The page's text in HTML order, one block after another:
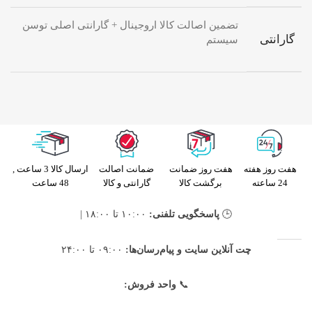
گارانتی
تضمین اصالت کالا اروجینال + گارانتی اصلی توسن
سیستم
هفت روز هفته
24 ساعته
هفت روز ضمانت
برگشت کالا
ضمانت اصالت
گارانتی و کالا
ارسال کالا 3 ساعت ,
48 ساعت
🕒 پاسخگویی تلفنی:
چت آنلاین سایت و پیام‌رسان‌ها:
📞واحد فروش: